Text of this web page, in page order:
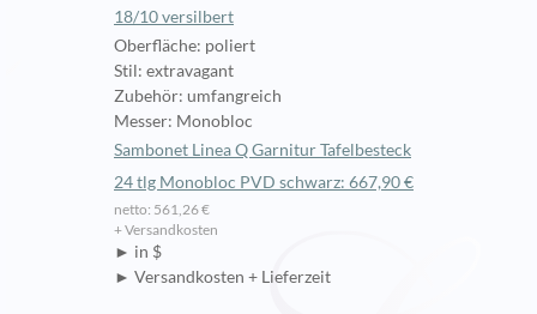
18/10 versilbert
Oberfläche: poliert
Stil: extravagant
Zubehör: umfangreich
Messer: Monobloc
Sambonet Linea Q Garnitur Tafelbesteck
24 tlg Monobloc PVD schwarz: 667,90 €
netto: 561,26 €
+ Versandkosten
► in $
► Versandkosten + Lieferzeit